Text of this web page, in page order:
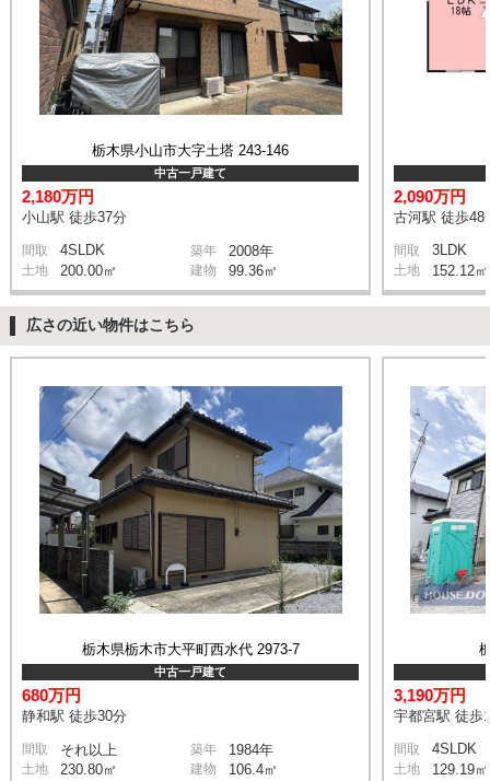
栃木県小山市大字土塔 243-146
中古一戸建て
2,180万円
小山駅 徒歩37分
間取 4SLDK 築年 2008年
土地 200.00㎡ 建物 99.36㎡
2,090万円
古河駅 徒歩48
間取 3LDK
土地 152.12㎡
広さの近い物件はこちら
栃木県栃木市大平町西水代 2973-7
中古一戸建て
680万円
静和駅 徒歩30分
間取 それ以上 築年 1984年
土地 230.80㎡ 建物 106.4㎡
3,190万円
宇都宮駅 徒歩
間取 4SLDK
土地 129.19㎡